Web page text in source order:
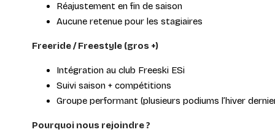
Réajustement en fin de saison
Aucune retenue pour les stagiaires
Freeride / Freestyle (gros +)
Intégration au club Freeski ESi
Suivi saison + compétitions
Groupe performant (plusieurs podiums l’hiver
Pourquoi nous rejoindre ?